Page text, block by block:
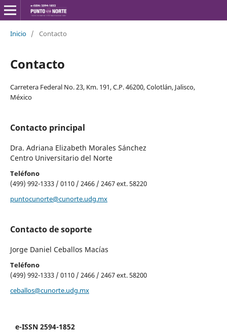
Inicio / Contacto
Contacto
Carretera Federal No. 23, Km. 191, C.P. 46200, Colotlán, Jalisco,
México
Contacto principal
Dra. Adriana Elizabeth Morales Sánchez
Centro Universitario del Norte
Teléfono
(499) 992-1333 / 0110 / 2466 / 2467 ext. 58220
puntocunorte@cunorte.udg.mx
Contacto de soporte
Jorge Daniel Ceballos Macías
Teléfono
(499) 992-1333 / 0110 / 2466 / 2467 ext. 58200
ceballos@cunorte.udg.mx
e-ISSN 2594-1852